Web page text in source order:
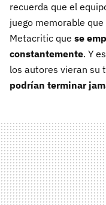
recuerda que el
juego memorable
Metacritic que se
constantemente. Y
los autores vieran su
podrían terminar